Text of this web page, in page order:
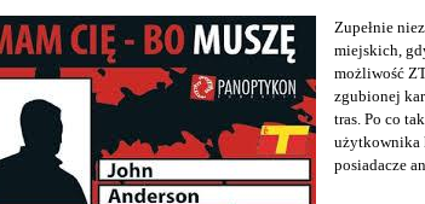
Zupełnie
miejskich,
możliwość
zgubionej
tras. Po co
użytkownika
posiadacze